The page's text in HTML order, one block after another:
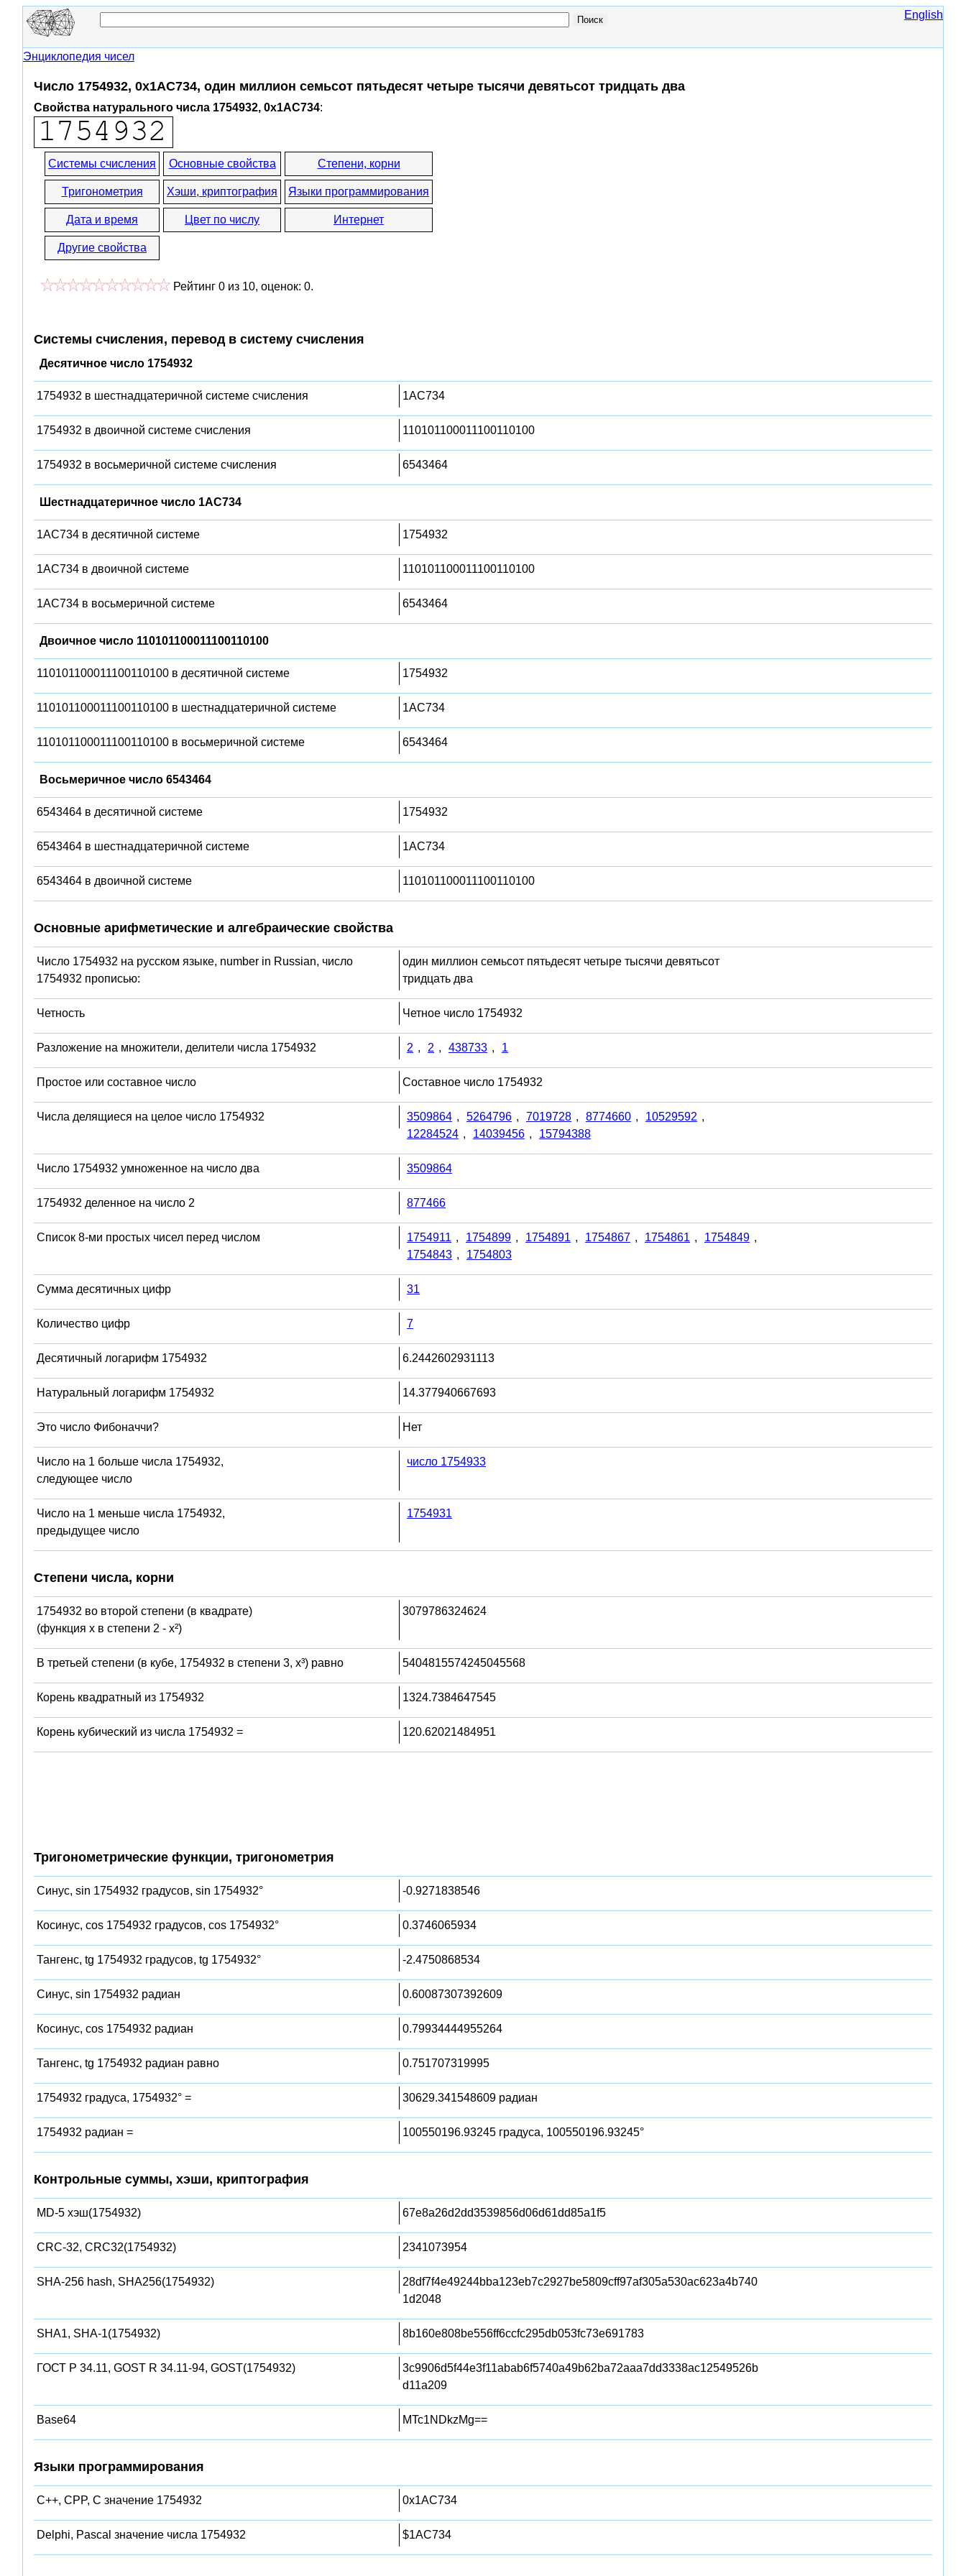
English
Энциклопедия чисел
Число 1754932, 0x1AC734, один миллион семьсот пятьдесят четыре тысячи девятьсот тридцать два
Свойства натурального числа 1754932, 0x1AC734:
Системы счисления Основные свойства Степени, корни
Тригонометрия Хэши, криптография Языки программирования
Дата и время Цвет по числу Интернет
Другие свойства
Рейтинг 0 из 10, оценок: 0.
Системы счисления, перевод в систему счисления
Десятичное число 1754932
1754932 в шестнадцатеричной системе счисления 1AC734
1754932 в двоичной системе счисления 110101100011100110100
1754932 в восьмеричной системе счисления 6543464
Шестнадцатеричное число 1AC734
1AC734 в десятичной системе 1754932
1AC734 в двоичной системе 110101100011100110100
1AC734 в восьмеричной системе 6543464
Двоичное число 110101100011100110100
110101100011100110100 в десятичной системе 1754932
110101100011100110100 в шестнадцатеричной системе 1AC734
110101100011100110100 в восьмеричной системе 6543464
Восьмеричное число 6543464
6543464 в десятичной системе 1754932
6543464 в шестнадцатеричной системе 1AC734
6543464 в двоичной системе 110101100011100110100
Основные арифметические и алгебраические свойства
Число 1754932 на русском языке, number in Russian, число
1754932 прописью:
один миллион семьсот пятьдесят четыре тысячи девятьсот
тридцать два
Четность Четное число 1754932
Разложение на множители, делители числа 1754932 2 , 2 , 438733 , 1
Простое или составное число Составное число 1754932
Числа делящиеся на целое число 1754932 3509864 , 5264796 , 7019728 , 8774660 , 10529592 ,
12284524 , 14039456 , 15794388
Число 1754932 умноженное на число два 3509864
1754932 деленное на число 2 877466
Список 8-ми простых чисел перед числом 1754911 , 1754899 , 1754891 , 1754867 , 1754861 , 1754849 ,
1754843 , 1754803
Сумма десятичных цифр 31
Количество цифр 7
Десятичный логарифм 1754932 6.2442602931113
Натуральный логарифм 1754932 14.377940667693
Это число Фибоначчи? Нет
Число на 1 больше числа 1754932,
следующее число
число 1754933
Число на 1 меньше числа 1754932,
предыдущее число
1754931
Степени числа, корни
1754932 во второй степени (в квадрате)
(функция x в степени 2 - x²)
3079786324624
В третьей степени (в кубе, 1754932 в степени 3, x³) равно 5404815574245045568
Корень квадратный из 1754932 1324.7384647545
Корень кубический из числа 1754932 = 120.62021484951
Тригонометрические функции, тригонометрия
Синус, sin 1754932 градусов, sin 1754932° -0.9271838546
Косинус, cos 1754932 градусов, cos 1754932° 0.3746065934
Тангенс, tg 1754932 градусов, tg 1754932° -2.4750868534
Синус, sin 1754932 радиан 0.60087307392609
Косинус, cos 1754932 радиан 0.79934444955264
Тангенс, tg 1754932 радиан равно 0.751707319995
1754932 градуса, 1754932° = 30629.341548609 радиан
1754932 радиан = 100550196.93245 градуса, 100550196.93245°
Контрольные суммы, хэши, криптография
MD-5 хэш(1754932) 67e8a26d2dd3539856d06d61dd85a1f5
CRC-32, CRC32(1754932) 2341073954
SHA-256 hash, SHA256(1754932)
28df7f4e49244bba123eb7c2927be5809cff97af305a530ac623a4b740
1d2048
SHA1, SHA-1(1754932) 8b160e808be556ff6ccfc295db053fc73e691783
ГОСТ Р 34.11, GOST R 34.11-94, GOST(1754932)
3c9906d5f44e3f11abab6f5740a49b62ba72aaa7dd3338ac12549526b
d11a209
Base64 MTc1NDkzMg==
Языки программирования
C++, CPP, C значение 1754932 0x1AC734
Delphi, Pascal значение числа 1754932 $1AC734